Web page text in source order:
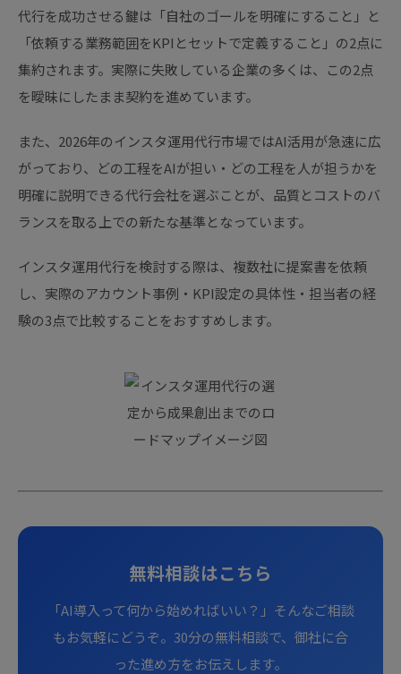
代行を成功させる鍵は「自社のゴールを明確にすること」と
「依頼する業務範囲をKPIとセットで定義すること」の2点に
集約されます。実際に失敗している企業の多くは、この2点
を曖昧にしたまま契約を進めています。
また、2026年のインスタ運用代行市場ではAI活用が急速に広
がっており、どの工程をAIが担い・どの工程を人が担うかを
明確に説明できる代行会社を選ぶことが、品質とコストのバ
ランスを取る上での新たな基準となっています。
インスタ運用代行を検討する際は、複数社に提案書を依頼
し、実際のアカウント事例・KPI設定の具体性・担当者の経
験の3点で比較することをおすすめします。
無料相談はこちら
「AI導入って何から始めればいい？」そんなご相談
もお気軽にどうぞ。30分の無料相談で、御社に合
った進め方をお伝えします。